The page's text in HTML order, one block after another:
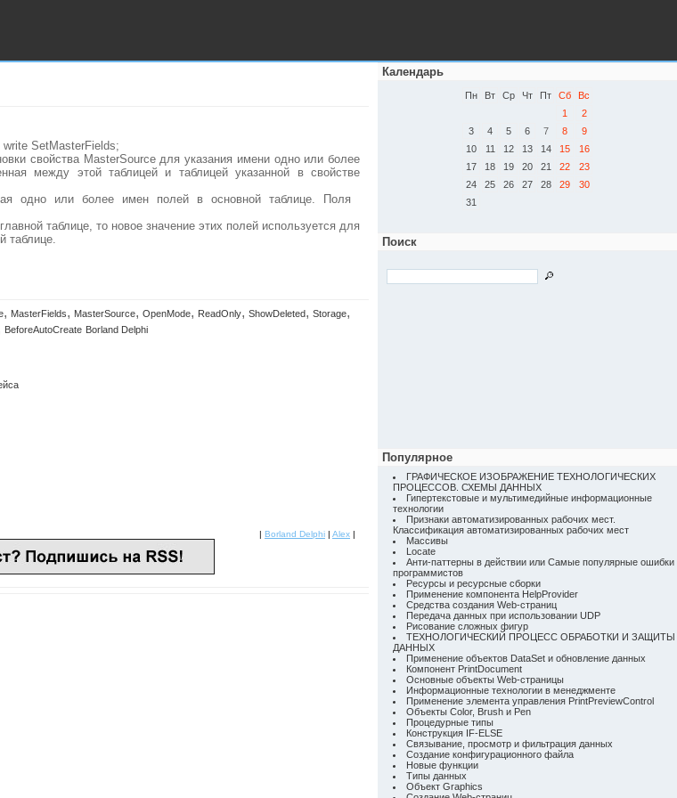
SetMasterFields;
свойства MasterSource для указания имени одно или более
между этой таблицей и таблицей указанной в свойстве
одно или более имен полей в основной таблице. Поля
таблице, то новое значение этих полей используется для
таблице.
, MasterFields, MasterSource, OpenMode, ReadOnly, ShowDeleted, Storage,
BeforeAutoCreate Borland Delphi
| Borland Delphi | Alex |
Календарь
Пн Вт Ср Чт Пт Сб
Вс
1
2
3
4 5 6 7 8
9
10
11 12 13 14 15
16
17
18 19 20 21 22
23
24
25 26 27 28 29
30
31
Поиск
Популярное
ГРАФИЧЕСКОЕ ИЗОБРАЖЕНИЕ ТЕХНОЛОГИЧЕСКИХ
ПРОЦЕССОВ. СХЕМЫ ДАННЫХ
Гипертекстовые и мультимедийные информационные
технологии
Признаки автоматизированных рабочих мест.
Классификация автоматизированных рабочих мест
Массивы
Locate
Анти-паттерны в действии или Самые популярные ошибки
программистов
Ресурсы и ресурсные сборки
Применение компонента HelpProvider
Средства создания Web-страниц
Передача данных при использовании UDP
Рисование сложных фигур
ТЕХНОЛОГИЧЕСКИЙ ПРОЦЕСС ОБРАБОТКИ И ЗАЩИТЫ
ДАННЫХ
Применение объектов DataSet и обновление данных
Компонент PrintDocument
Основные объекты Web-страницы
Информационные технологии в менеджменте
Применение элемента управления PrintPreviewControl
Объекты Color, Brush и Pen
Процедурные типы
Конструкция IF-ELSE
Связывание, просмотр и фильтрация данных
Создание конфигурационного файла
Новые функции
Типы данных
Объект Graphics